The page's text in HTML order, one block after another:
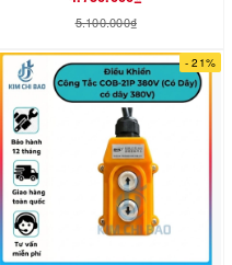
5.100.000₫
- 21%